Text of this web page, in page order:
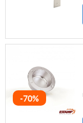
-70%